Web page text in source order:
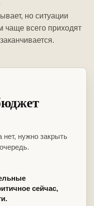
но ситуации
чаще всего приходят
нет, нужно закрыть
сейчас,